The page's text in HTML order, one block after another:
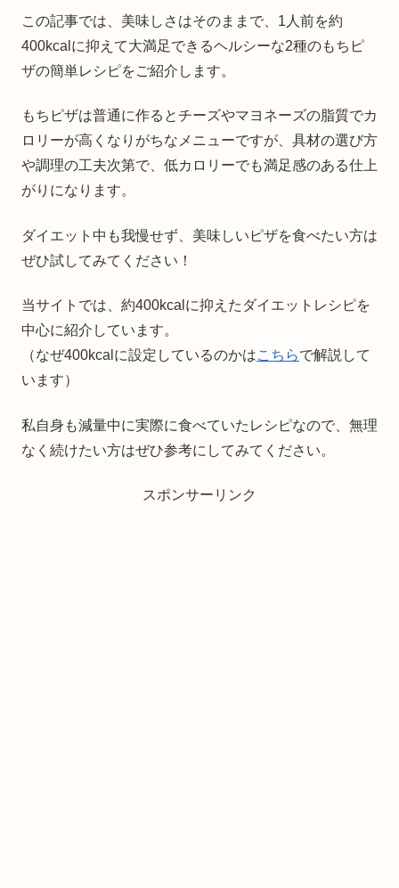
この記事では、美味しさはそのままで、1人前を約
400kcalに抑えて大満足できるヘルシーな2種のもちピ
ザの簡単レシピをご紹介します。
もちピザは普通に作るとチーズやマヨネーズの脂質でカ
ロリーが高くなりがちなメニューですが、具材の選び方
や調理の工夫次第で、低カロリーでも満足感のある仕上
がりになります。
ダイエット中も我慢せず、美味しいピザを食べたい方は
ぜひ試してみてください！
当サイトでは、約400kcalに抑えたダイエットレシピを
中心に紹介しています。
（なぜ400kcalに設定しているのかはこちらで解説して
います）
私自身も減量中に実際に食べていたレシピなので、無理
なく続けたい方はぜひ参考にしてみてください。
スポンサーリンク